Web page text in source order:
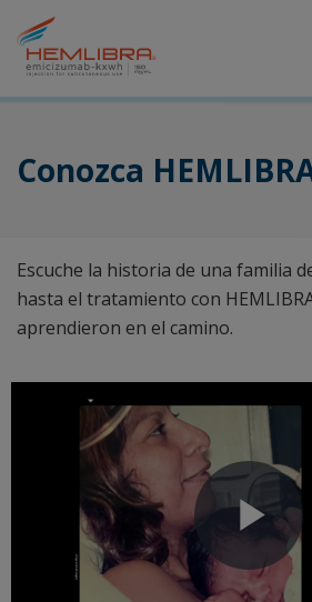
Conozca
Escuche la historia de una familia
hasta el tratamiento con
aprendieron en el camino.